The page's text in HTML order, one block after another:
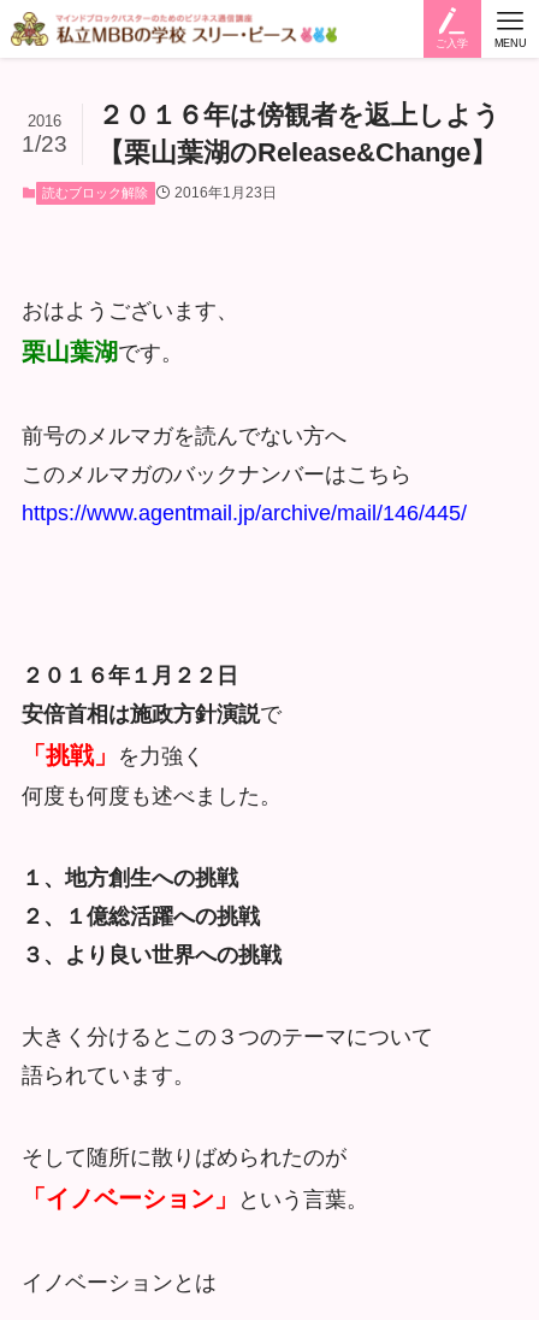
ご入学 MENU
２０１６年は傍観者を返上しよう
【栗山葉湖のRelease&Change】
2016
1/23
読むブロック解除 2016年1月23日
おはようございます、
栗山葉湖です。
前号のメルマガを読んでない方へ
このメルマガのバックナンバーはこちら
https://www.agentmail.jp/archive/mail/146/445/
２０１６年１月２２日
安倍首相は施政方針演説で
「挑戦」
を力強く
何度も何度も述べました。
１、地方創生への挑戦
２、１億総活躍への挑戦
３、より良い世界への挑戦
大きく分けるとこの３つのテーマについて
語られています。
そして随所に散りばめられたのが
「イノベーション」 という言葉。
イノベーションとは